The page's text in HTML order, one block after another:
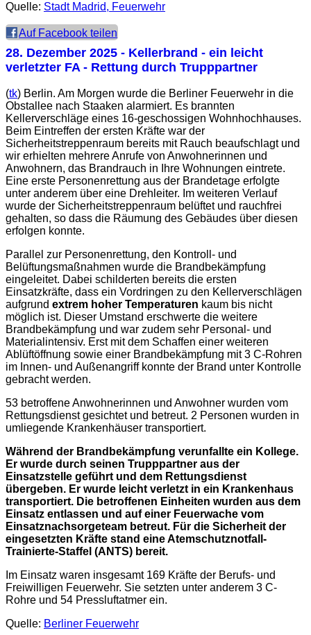
Quelle: Stadt Madrid, Feuerwehr
Auf Facebook teilen
28. Dezember 2025 - Kellerbrand - ein leicht
verletzter FA - Rettung durch Trupppartner
(tk) Berlin. Am Morgen wurde die Berliner Feuerwehr in die
Obstallee nach Staaken alarmiert. Es brannten
Kellerverschläge eines 16-geschossigen Wohnhochhauses.
Beim Eintreffen der ersten Kräfte war der
Sicherheitstreppenraum bereits mit Rauch beaufschlagt und
wir erhielten mehrere Anrufe von Anwohnerinnen und
Anwohnern, das Brandrauch in Ihre Wohnungen eintrete.
Eine erste Personenrettung aus der Brandetage erfolgte
unter anderem über eine Drehleiter. Im weiteren Verlauf
wurde der Sicherheitstreppenraum belüftet und rauchfrei
gehalten, so dass die Räumung des Gebäudes über diesen
erfolgen konnte.
Parallel zur Personenrettung, den Kontroll- und
Belüftungsmaßnahmen wurde die Brandbekämpfung
eingeleitet. Dabei schilderten bereits die ersten
Einsatzkräfte, dass ein Vordringen zu den Kellerverschlägen
aufgrund extrem hoher Temperaturen kaum bis nicht
möglich ist. Dieser Umstand erschwerte die weitere
Brandbekämpfung und war zudem sehr Personal- und
Materialintensiv. Erst mit dem Schaffen einer weiteren
Ablüftöffnung sowie einer Brandbekämpfung mit 3 C-Rohren
im Innen- und Außenangriff konnte der Brand unter Kontrolle
gebracht werden.
53 betroffene Anwohnerinnen und Anwohner wurden vom
Rettungsdienst gesichtet und betreut. 2 Personen wurden in
umliegende Krankenhäuser transportiert.
Während der Brandbekämpfung verunfallte ein Kollege.
Er wurde durch seinen Trupppartner aus der
Einsatzstelle geführt und dem Rettungsdienst
übergeben. Er wurde leicht verletzt in ein Krankenhaus
transportiert. Die betroffenen Einheiten wurden aus dem
Einsatz entlassen und auf einer Feuerwache vom
Einsatznachsorgeteam betreut. Für die Sicherheit der
eingesetzten Kräfte stand eine Atemschutznotfall-
Trainierte-Staffel (ANTS) bereit.
Im Einsatz waren insgesamt 169 Kräfte der Berufs- und
Freiwilligen Feuerwehr. Sie setzten unter anderem 3 C-
Rohre und 54 Pressluftatmer ein.
Quelle: Berliner Feuerwehr